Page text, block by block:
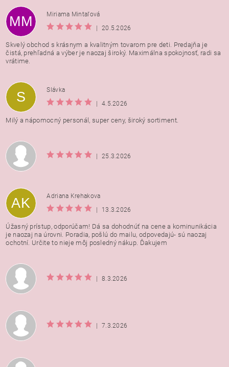
Vložením hodnotenie súhlasíte s
osobných údajov
MM
Miriama Mintaľová
|
20.5.2026
Skvelý obchod s krásnym a kvalitným tovarom pre deti. Predajňa je
čistá, prehľadná a výber je naozaj široký. Maximálna spokojnosť, radi sa
vrátime.
S
Slávka
|
4.5.2026
Milý a nápomocný personál, super ceny, široký sortiment.
| 25.3.2026
AK
Adriana Krehakova
|
13.3.2026
Úžasný prístup, odporúčam! Dá sa dohodnúť na cene a kominunikácia
je naozaj na úrovni. Poradia, pošlú do mailu, odpovedajú- sú naozaj
ochotní. Určite to nieje môj posledný nákup. Ďakujem
| 8.3.2026
| 7.3.2026